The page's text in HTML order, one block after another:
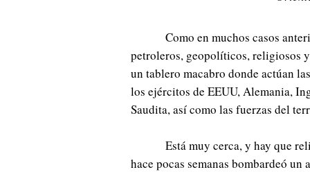
Como en muchos casos
petroleros, geopolíticos, religiosos
un tablero macabro donde actúan
los ejércitos de EEUU, Alemania,
Saudita, así como las fuerzas del
Está muy cerca, y hay que
hace pocas semanas bombardeó